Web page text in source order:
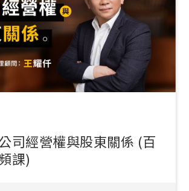
司經營權與股東關係 (百
課)